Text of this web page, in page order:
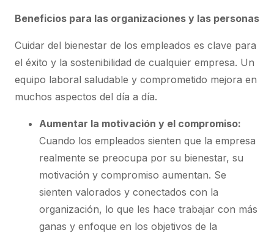
Beneficios para las organizaciones y las personas
Cuidar del bienestar de los empleados es clave para
el éxito y la sostenibilidad de cualquier empresa. Un
equipo laboral saludable y comprometido mejora en
muchos aspectos del día a día.
Aumentar la motivación y el compromiso:
Cuando los empleados sienten que la empresa
realmente se preocupa por su bienestar, su
motivación y compromiso aumentan. Se
sienten valorados y conectados con la
organización, lo que les hace trabajar con más
ganas y enfoque en los objetivos de la